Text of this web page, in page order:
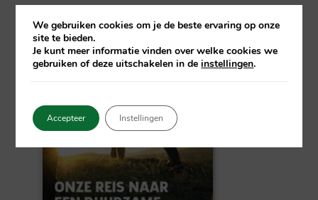
We gebruiken cookies om je de beste ervaring op onze
site te bieden.
Je kunt meer informatie vinden over welke cookies we
gebruiken of deze uitschakelen in deinstellingen.
Accepteer Instellingen